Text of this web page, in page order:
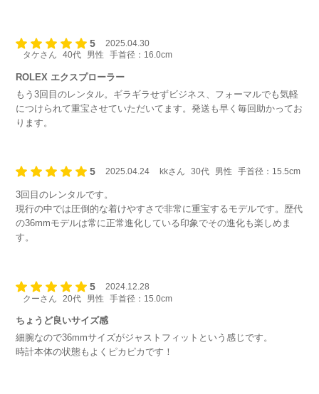
5
2025.04.30
タケさん
40代 男性 手首径：16.0cm
ROLEX エクスプローラー
もう3回目のレンタル。ギラギラせずビジネス、フォーマルでも気軽
につけられて重宝させていただいてます。発送も早く毎回助かってお
ります。
5 2025.04.24 kkさん 30代 男性 手首径：15.5cm
3回目のレンタルです。
現行の中では圧倒的な着けやすさで非常に重宝するモデルです。歴代
の36mmモデルは常に正常進化している印象でその進化も楽しめま
す。
5
2024.12.28
クーさん
20代 男性 手首径：15.0cm
ちょうど良いサイズ感
細腕なので36mmサイズがジャストフィットという感じです。
時計本体の状態もよくピカピカです！